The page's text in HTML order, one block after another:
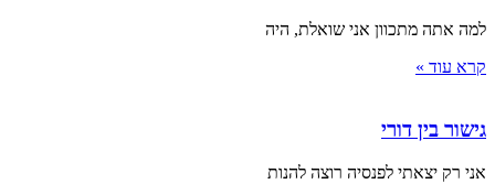
למה אתה מתכוון אני שואלת, היה
קרא עוד »
גישור בין דורי
אני רק יצאתי לפנסיה רוצה להנות